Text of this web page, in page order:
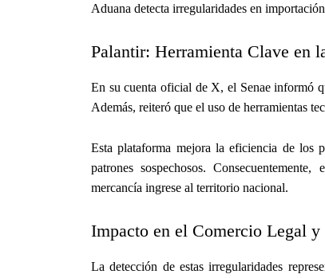
Aduana detecta irregularidades en
Palantir: Herramienta Clave en
En su cuenta oficial de X, el Senae informó
Además, reiteró que el uso de herramientas
Esta plataforma mejora la eficiencia de los
patrones sospechosos.
mercancía ingrese al territorio nacional.
Impacto en el Comercio Legal
La detección de estas irregularidades